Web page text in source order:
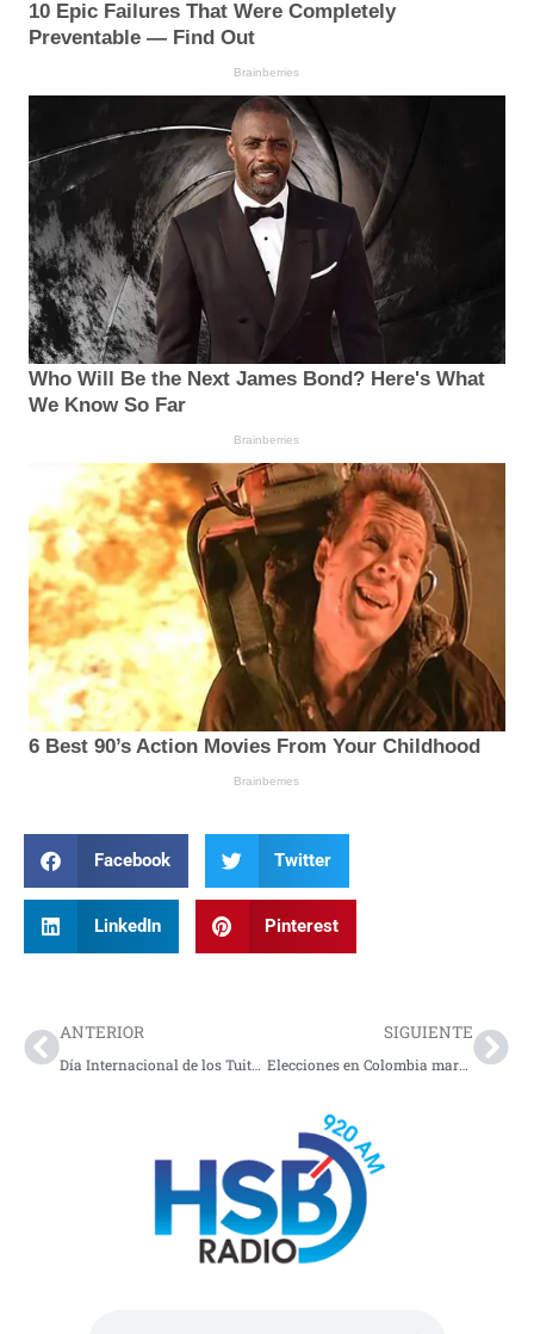
Facebook Twitter
LinkedIn Pinterest
ANTERIOR
Día Internacional de los Tuiteros: una comunidad que transformó la comunicación digital
SIGUIENTE
Elecciones en Colombia marcan el panorama político de 2026